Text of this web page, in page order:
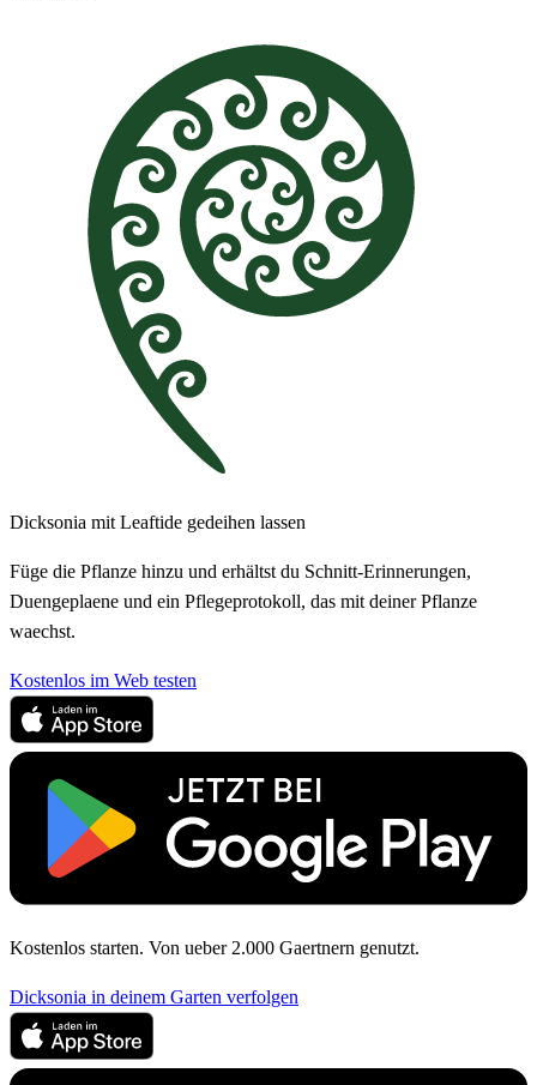
Dicksonia mit Leaftide gedeihen lassen
Füge die Pflanze hinzu und erhältst du Schnitt-Erinnerungen,
Duengeplaene und ein Pflegeprotokoll, das mit deiner Pflanze
waechst.
Kostenlos im Web testen
Kostenlos starten. Von ueber 2.000 Gaertnern genutzt.
Dicksonia in deinem Garten verfolgen